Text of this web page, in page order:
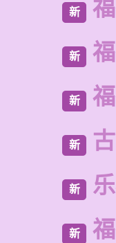
新
新
新
新
新
新